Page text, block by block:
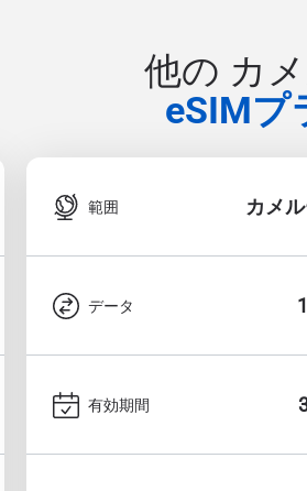
他の カ
eSIMプ
範囲 カメ
データ
有効期間